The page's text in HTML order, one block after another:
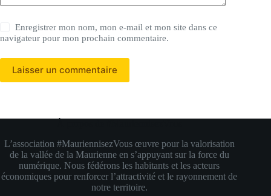
Enregistrer mon nom, mon e-mail et mon site dans ce
navigateur pour mon prochain commentaire.
Laisser un commentaire
L’association #MauriennisezVous œuvre pour la valorisation
de la vallée de la Maurienne en s’appuyant sur la force du
numérique. Nous fédérons les habitants et les acteurs
économiques pour renforcer l’attractivité et le rayonnement de
notre territoire.